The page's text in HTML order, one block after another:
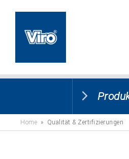
Home » Qualität & Zertifizierungen